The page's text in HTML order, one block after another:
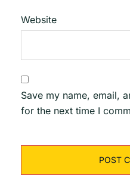
Website
Save my name, email,
for the next time I